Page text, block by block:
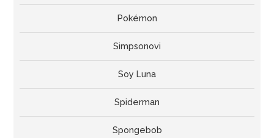
Pokémon
Simpsonovi
Soy Luna
Spiderman
Spongebob